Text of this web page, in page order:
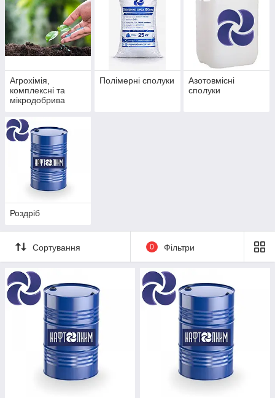
Агрохімія,
комплексні та
мікродобрива
Полімерні сполуки
Азотовмісні
сполуки
Роздріб
Сортування 0 Фільтри